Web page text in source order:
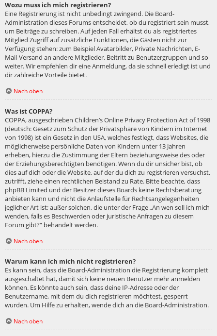
Wozu muss ich mich registrieren?
Eine Registrierung ist nicht unbedingt zwingend. Die Board-
Administration dieses Forums entscheidet, ob du registriert sein musst,
um Beiträge zu schreiben. Auf jeden Fall erhältst du als registriertes
Mitglied Zugriff auf zusätzliche Funktionen, die Gästen nicht zur
Verfügung stehen: zum Beispiel Avatarbilder, Private Nachrichten, E-
Mail-Versand an andere Mitglieder, Beitritt zu Benutzergruppen und so
weiter. Wir empfehlen dir eine Anmeldung, da sie schnell erledigt ist und
dir zahlreiche Vorteile bietet.
Nach oben
Was ist COPPA?
COPPA, ausgeschrieben Children’s Online Privacy Protection Act of 1998
(deutsch: Gesetz zum Schutz der Privatsphäre von Kindern im Internet
von 1998) ist ein Gesetz in den USA, welches festlegt, dass Websites, die
möglicherweise persönliche Daten von Kindern unter 13 Jahren
erheben, hierzu die Zustimmung der Eltern beziehungsweise des oder
der Erziehungsberechtigten benötigen. Wenn du dir unsicher bist, ob
dies auf dich oder die Website, auf der du dich zu registrieren versuchst,
zutrifft, ziehe einen rechtlichen Beistand zu Rate. Bitte beachte, dass
phpBB Limited und der Besitzer dieses Boards keine Rechtsberatung
anbieten kann und nicht die Anlaufstelle für Rechtsangelegenheiten
jeglicher Art ist; außer solchen, die unter der Frage „An wen soll ich mich
wenden, falls es Beschwerden oder juristische Anfragen zu diesem
Forum gibt?“ behandelt werden.
Nach oben
Warum kann ich mich nicht registrieren?
Es kann sein, dass die Board-Administration die Registrierung komplett
ausgeschaltet hat, damit sich keine neuen Benutzer mehr anmelden
können. Es könnte auch sein, dass deine IP-Adresse oder der
Benutzername, mit dem du dich registrieren möchtest, gesperrt
wurden. Um Hilfe zu erhalten, wende dich an die Board-Administration.
Nach oben